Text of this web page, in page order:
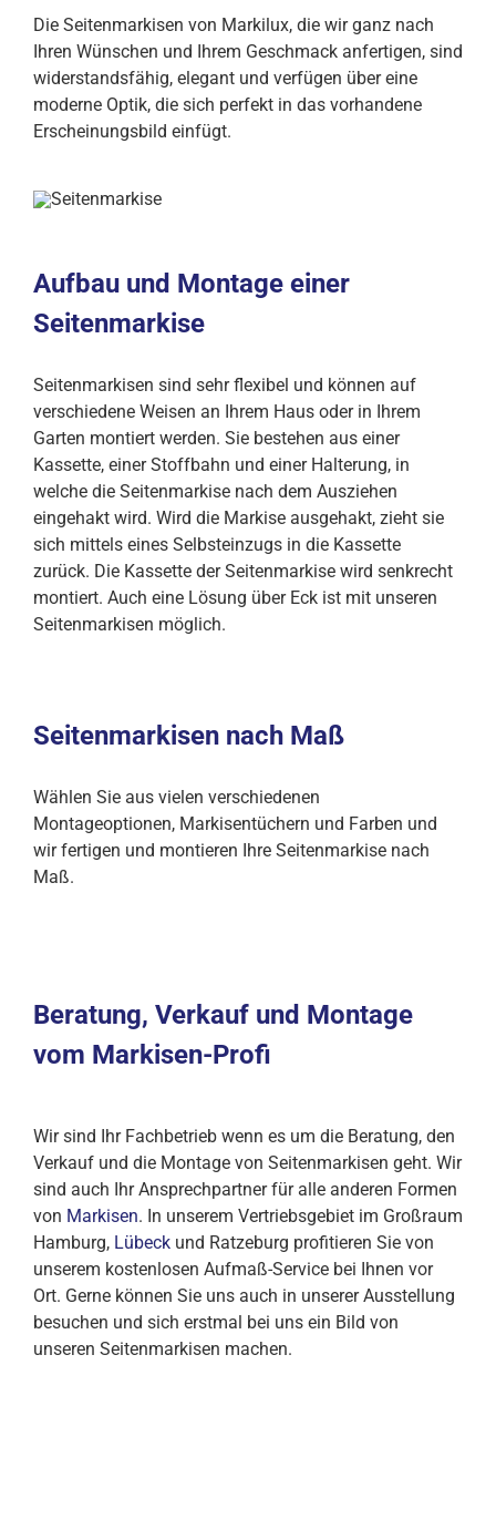
Die Seitenmarkisen von Markilux, die wir ganz nach
Ihren Wünschen und Ihrem Geschmack anfertigen, sind
widerstandsfähig, elegant und verfügen über eine
moderne Optik, die sich perfekt in das vorhandene
Erscheinungsbild einfügt.
Aufbau und Montage einer
Seitenmarkise
Seitenmarkisen sind sehr flexibel und können auf
verschiedene Weisen an Ihrem Haus oder in Ihrem
Garten montiert werden. Sie bestehen aus einer
Kassette, einer Stoffbahn und einer Halterung, in
welche die Seitenmarkise nach dem Ausziehen
eingehakt wird. Wird die Markise ausgehakt, zieht sie
sich mittels eines Selbsteinzugs in die Kassette
zurück. Die Kassette der Seitenmarkise wird senkrecht
montiert. Auch eine Lösung über Eck ist mit unseren
Seitenmarkisen möglich.
Seitenmarkisen nach Maß
Wählen Sie aus vielen verschiedenen
Montageoptionen, Markisentüchern und Farben und
wir fertigen und montieren Ihre Seitenmarkise nach
Maß.
Beratung, Verkauf und Montage
vom Markisen-Profi
Wir sind Ihr Fachbetrieb wenn es um die Beratung, den
Verkauf und die Montage von Seitenmarkisen geht. Wir
sind auch Ihr Ansprechpartner für alle anderen Formen
von Markisen. In unserem Vertriebsgebiet im Großraum
Hamburg, Lübeck und Ratzeburg profitieren Sie von
unserem kostenlosen Aufmaß-Service bei Ihnen vor
Ort. Gerne können Sie uns auch in unserer Ausstellung
besuchen und sich erstmal bei uns ein Bild von
unseren Seitenmarkisen machen.